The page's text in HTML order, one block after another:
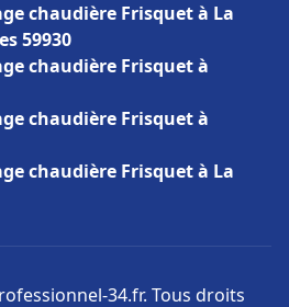
chaudière Frisquet à La
59930
chaudière Frisquet à
chaudière Frisquet à
chaudière Frisquet à La
34.fr. Tous droits